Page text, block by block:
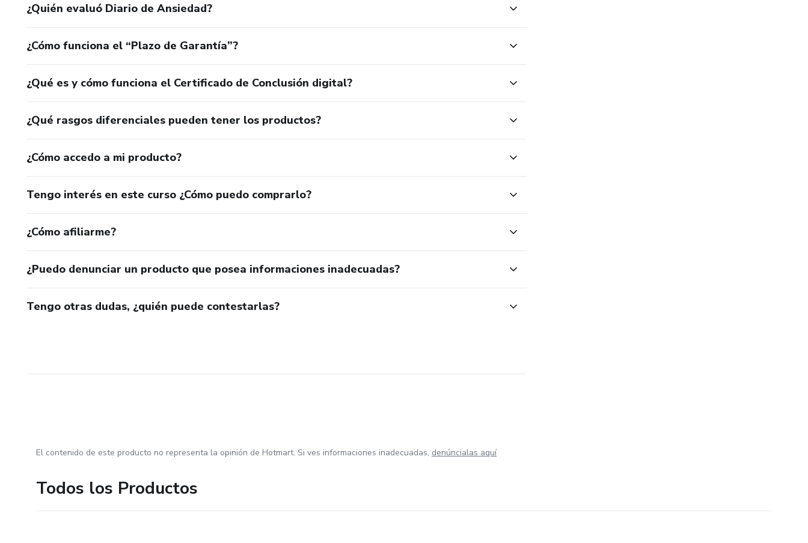
Este diario no solo organiza tu mente, también te ayuda a transformarla. Porque sanar no
es fácil, pero hacerlo con una guía clara y un espacio amoroso… lo cambia todo.
¿Quién evaluó Diario de Ansiedad?
¿Cómo funciona el “Plazo de Garantía”?
¿Qué es y cómo funciona el Certificado de Conclusión digital?
¿Qué rasgos diferenciales pueden tener los productos?
¿Cómo accedo a mi producto?
Tengo interés en este curso ¿Cómo puedo comprarlo?
¿Cómo afiliarme?
¿Puedo denunciar un producto que posea informaciones inadecuadas?
Tengo otras dudas, ¿quién puede contestarlas?
El contenido de este producto no representa la opinión de Hotmart. Si ves informaciones inadecuadas, denúncialas aquí
Todos los Productos